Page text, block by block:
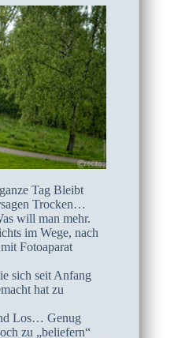
Tag Bleibt
Trocken…
will man mehr.
im Wege, nach
Fotoaparat
sich seit Anfang
hat zu
Los… Genug
zu „beliefern“